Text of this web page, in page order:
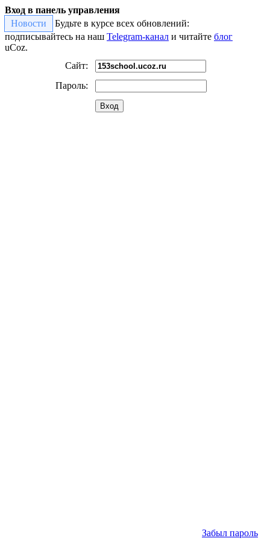
Вход в панель управления
Новости
Будьте в курсе всех обновлений:
подписывайтесь на наш Telegram-канал и читайте блог
uCoz.
Сайт:
Пароль:
Вход
Забыл пароль